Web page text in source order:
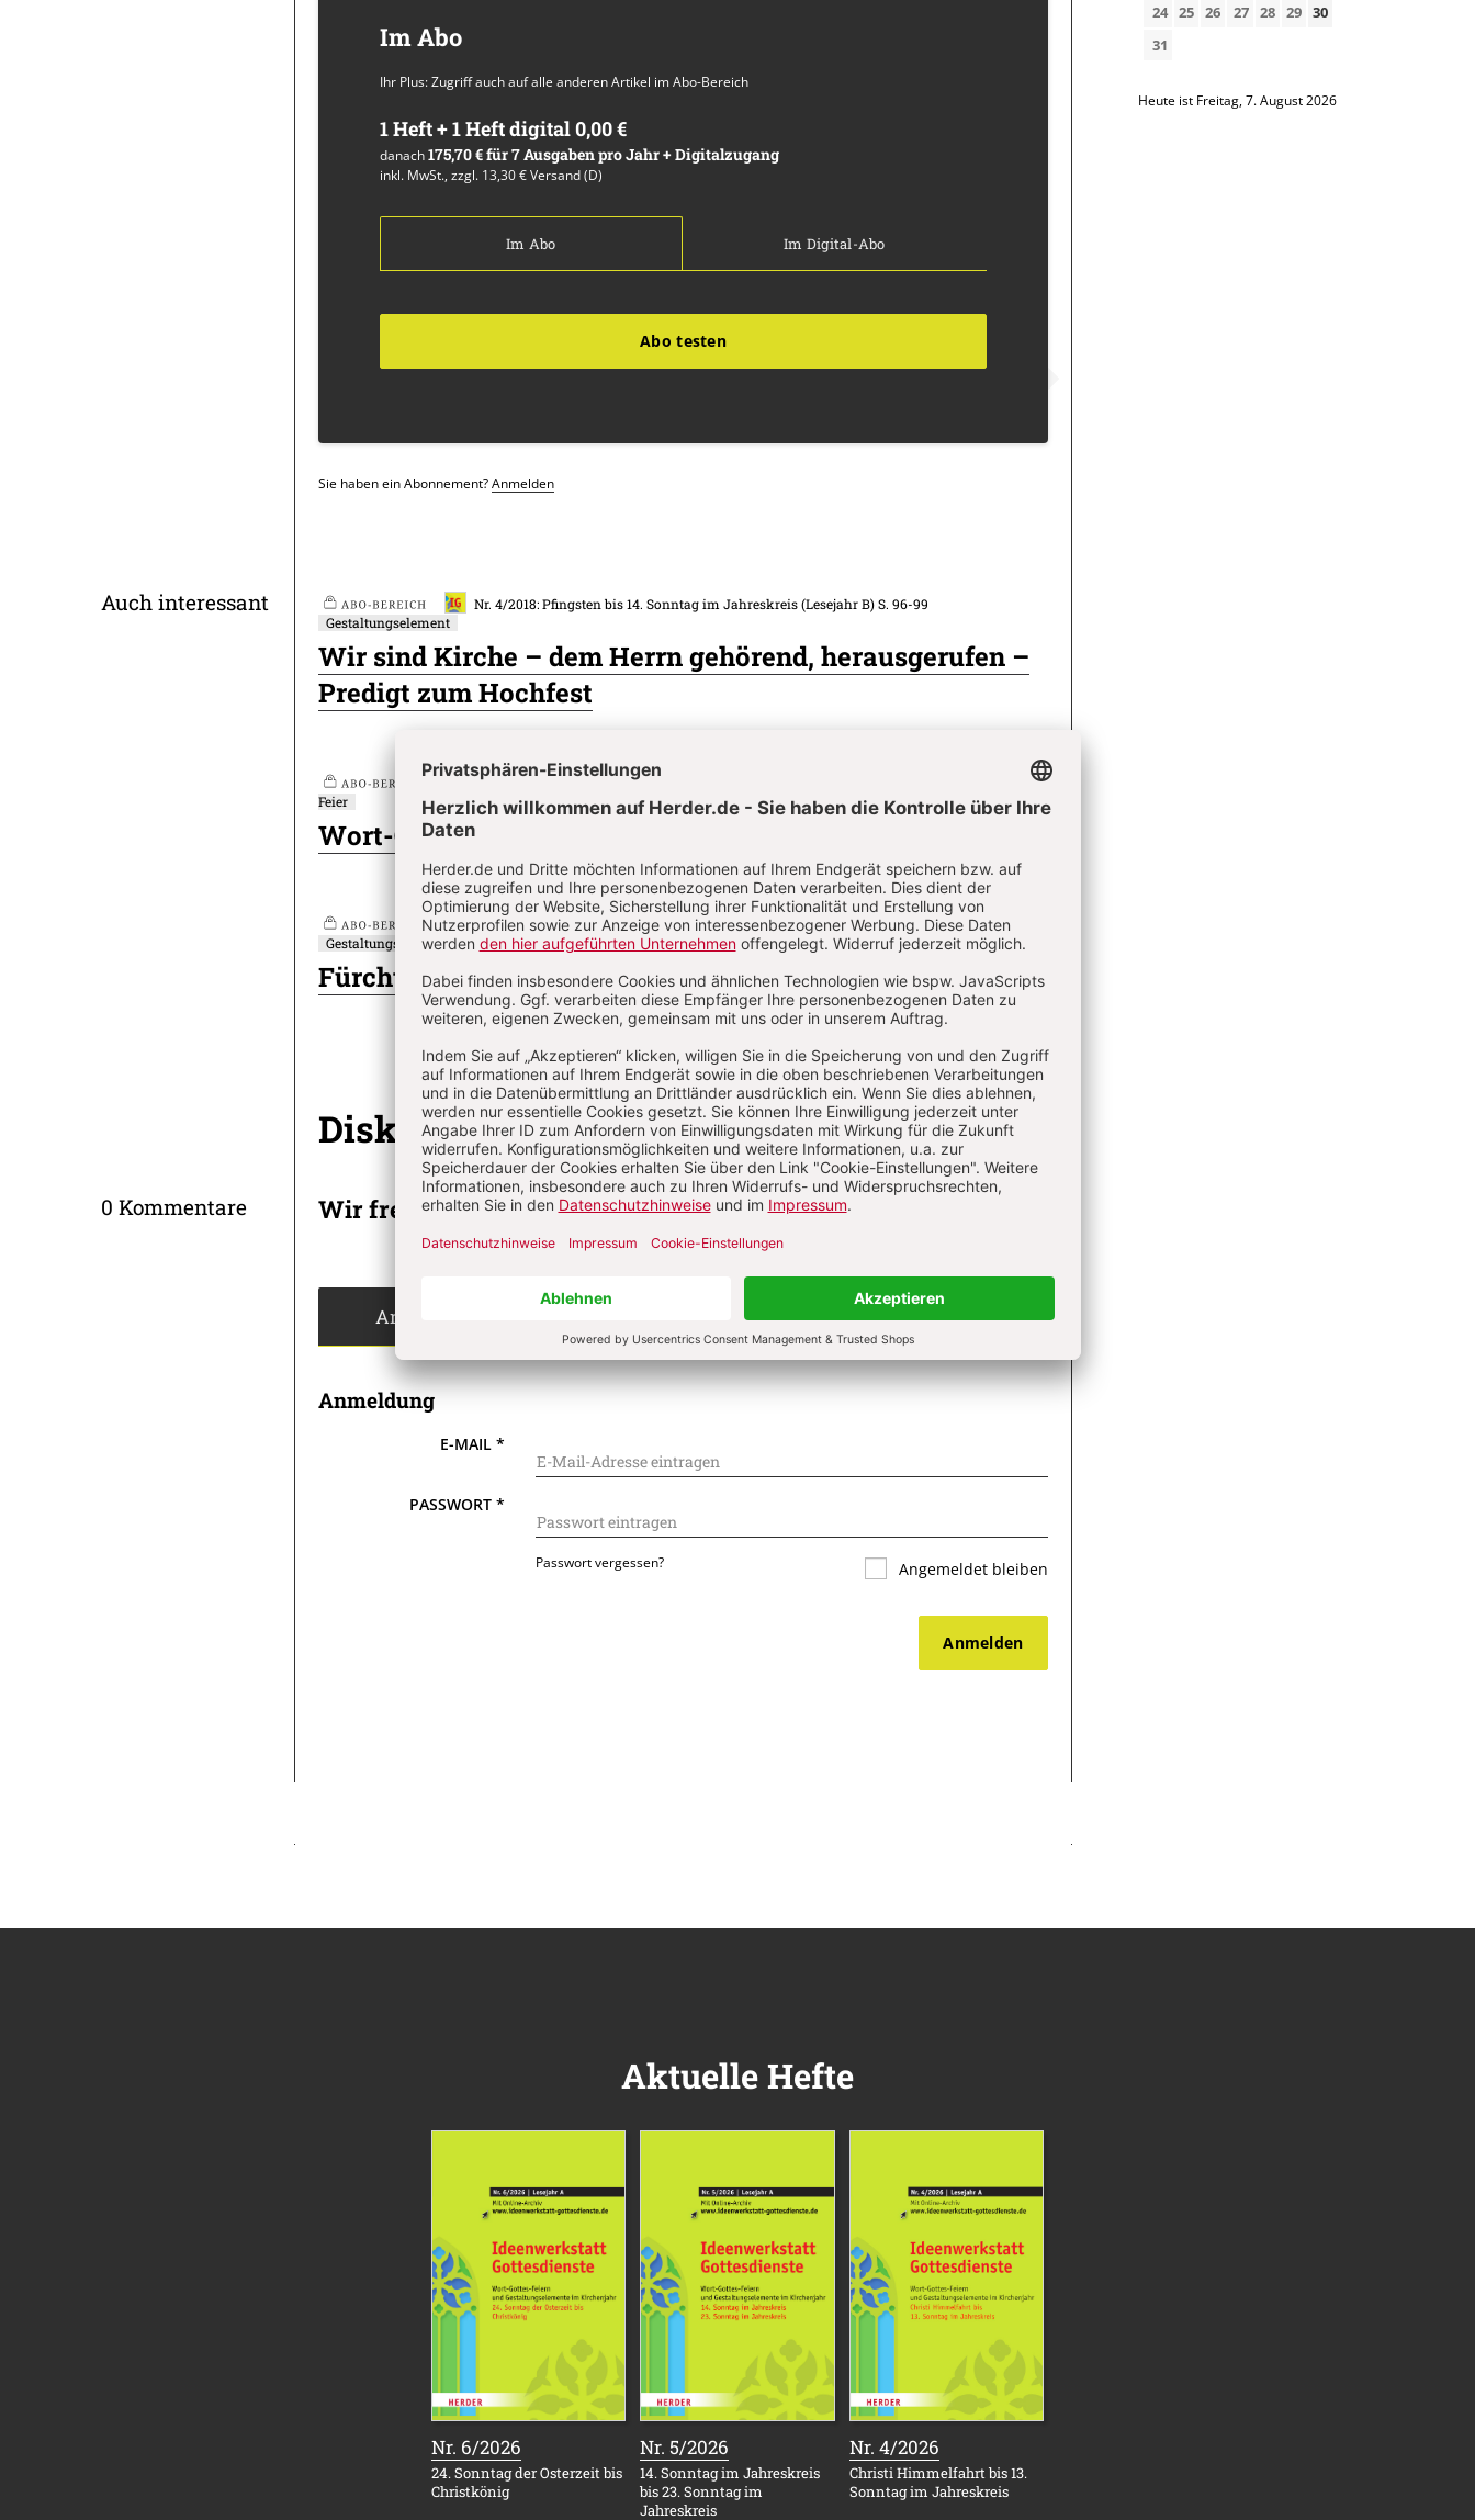
Im Abo
Ihr Plus: Zugriff auch auf alle anderen Artikel im Abo-Bereich
1 Heft + 1 Heft digital 0,00 €
danach175,70 € für 7 Ausgaben pro Jahr + Digitalzugang
inkl. MwSt., zzgl. 13,30 € Versand (D)
Im Abo Im Digital-Abo
Abo testen
Sie haben ein Abonnement?Anmelden
Überschrift
Auch interessant
Plus
Nr. 4/2018: Pfingsten bis 14. Sonntag im Jahreskreis (Lesejahr B) S. 96-99
Gestaltungselement
Wir sind Kirche – dem Herrn gehörend, herausgerufen –
Predigt zum Hochfest
Plus
Nr. 4/2018: Pfingsten bis 14. Sonntag im Jahreskreis (Lesejahr B)
Feier
Wort-Gottes-Feier an Geburt des hl. Johannes des Täufers
Plus
Nr. 4/2018: Pfingsten bis 14. Sonntag im Jahreskreis (Lesejahr B) S. 96
Gestaltungselement
Fürchte dich nicht – Impuls für die Woche – Für alle
Diskussion Kommentieren
0 Kommentare Wir freuen uns über Ihren Kommentar
Angemeldet kommentieren Als Gast kommentieren
Anmeldung
E-MAIL*
PASSWORT*
Passwort vergessen? Angemeldet bleiben
Anmelden
24 25 26 27 28 29 30
31
Heute ist Freitag, 7. August 2026
Aktuelle Hefte
Nr. 6/2026
24. Sonntag der Osterzeit bis
Christkönig
Nr. 5/2026
14. Sonntag im Jahreskreis
bis 23. Sonntag im
Jahreskreis
Nr. 4/2026
Christi Himmelfahrt bis 13.
Sonntag im Jahreskreis